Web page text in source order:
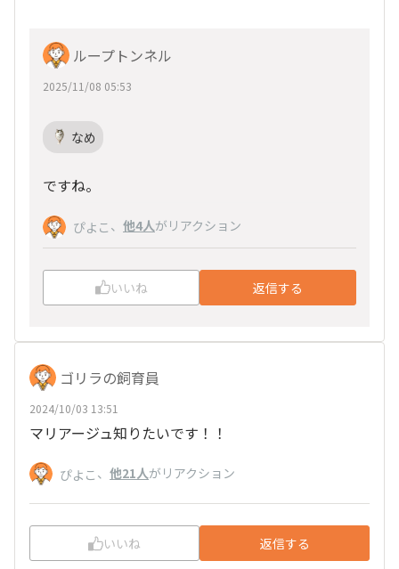
ループトンネル
2025/11/08 05:53
なめ
ですね。
ぴよこ 、 他4人がリアクション
いいね 返信する
ゴリラの飼育員
2024/10/03 13:51
マリアージュ知りたいです！！
ぴよこ 、 他21人がリアクション
いいね 返信する